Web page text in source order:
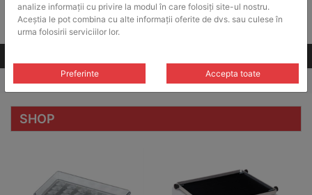
Cere-ne oferta!
SHOP
analize informații cu privire la modul în care folosiți site-ul nostru.
Aceștia le pot combina cu alte informații oferite de dvs. sau culese în
urma folosirii serviciilor lor.
Preferinte Accepta toate